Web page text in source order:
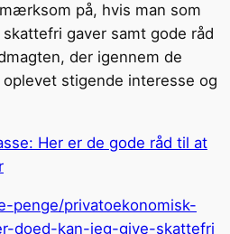
på, hvis man som
gaver samt gode råd
der igennem de
stigende interesse og
Her er de gode råd til at
penge/privatoekonomisk-
doed-kan-jeg-give-skattefri